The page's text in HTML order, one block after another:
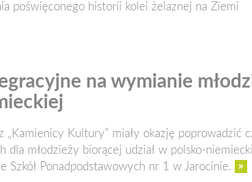
poświęconego historii kolei żelaznej na Ziemi
na wymianie
„Kamienicy Kultury” miały okazję poprowadzić
dla młodzieży biorącej udział w polsko-
Szkół Ponadpodstawowych nr 1 w Jarocinie.
»